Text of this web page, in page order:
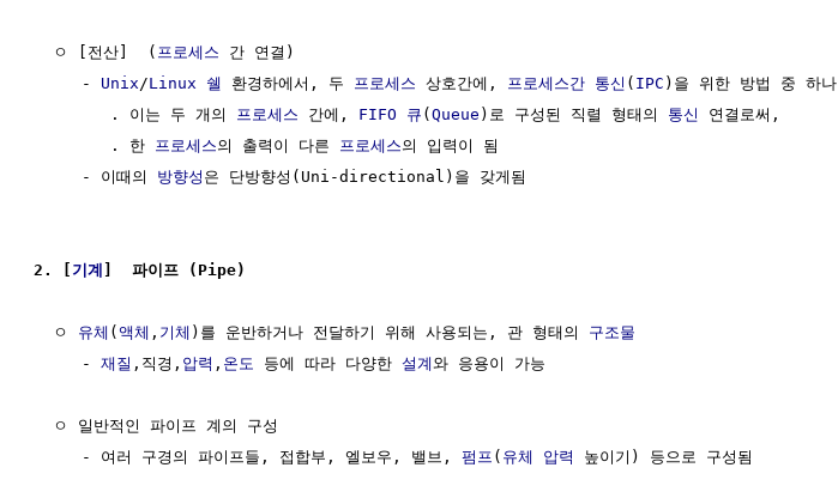
  ㅇ [전산]  (
프로세스 간 연결)
     -
Unix /Linux 쉘 환경하에서, 두 프로세스 상호간에, 프로세스간 통신 ( IPC )을 위한 방법 중 하나
        . 이는 두 개의
프로세스 간에, FIFO 큐 (Queue )로 구성된 직렬 형태의 통신
연결로써,
        . 한
프로세스의 출력이 다른 프로세스의 입력이 됨
     - 이때의
방향성 은 단방향성(Uni-directional)을 갖게됨
2. [ 기계 ]  파이프 (Pipe)
  ㅇ
유체 (액체 , 기체 )를 운반하거나 전달하기 위해 사용되는, 관 형태의 구조물
     -
재질 ,직경, 압력 , 온도 등에 따라 다양한 설계와 응용이 가능
  ㅇ 일반적인 파이프 계의 구성
     - 여러 구경의 파이프들, 접합부, 엘보우, 밸브,
펌프 ( 유체 압력 높이기) 등으로 구성됨